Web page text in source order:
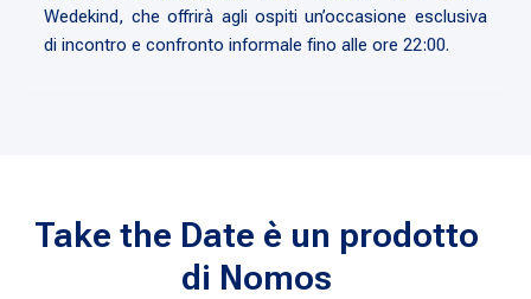
Wedekind, che offrirà agli ospiti un’occasione esclusiva
di incontro e confronto informale fino alle ore 22:00.
Take the Date è un prodotto
di Nomos